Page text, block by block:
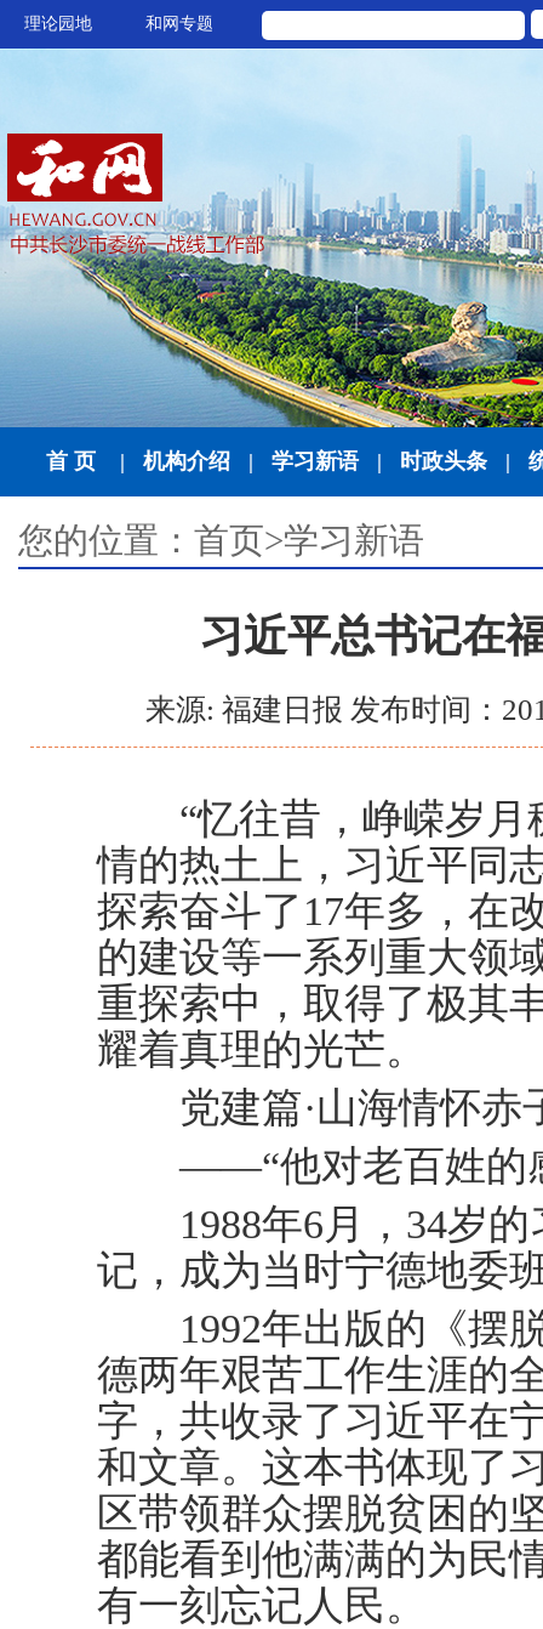
理论园地 和网专题
首 页 | 机构介绍 | 学习新语 | 时政头条 |
您的位置： 首页>学习新语
习近平总书记在
来源: 福建日报 发布时间：
“忆往昔，峥嵘岁月
情的热土上，习近平同
探索奋斗了17年多，在
的建设等一系列重大领
重探索中，取得了极其
耀着真理的光芒。
党建篇·山海情怀赤
——“他对老百姓的
1988年6月，34岁的
记，成为当时宁德地委
1992年出版的《摆脱
德两年艰苦工作生涯的
字，共收录了习近平在
和文章。这本书体现了
区带领群众摆脱贫困的
都能看到他满满的为民
有一刻忘记人民。